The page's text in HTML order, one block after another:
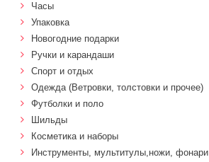
Часы
Упаковка
Новогодние подарки
Ручки и карандаши
Спорт и отдых
Одежда (Ветровки, толстовки и прочее)
Футболки и поло
Шильды
Косметика и наборы
Инструменты, мультитулы,ножи, фонари